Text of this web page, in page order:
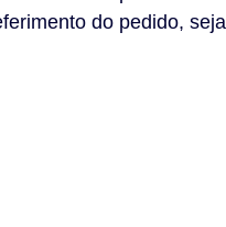
do pedido,